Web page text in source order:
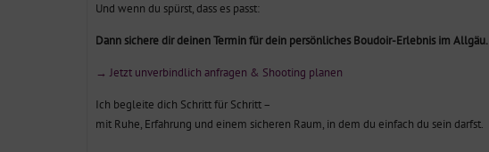
Und wenn du spürst, dass es passt:
Dann sichere dir deinen Termin für dein persönliches Boudoir-Erlebnis im Allgäu.
→ Jetzt unverbindlich anfragen & Shooting planen
Ich begleite dich Schritt für Schritt –
mit Ruhe, Erfahrung und einem sicheren Raum, in dem du einfach du sein darfst.